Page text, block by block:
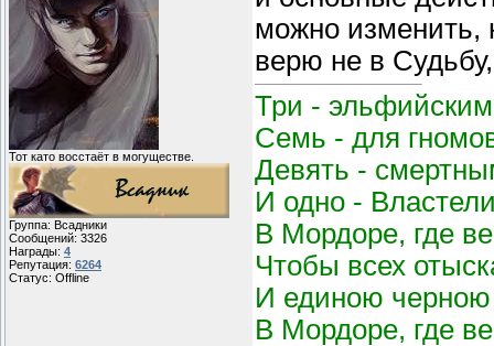
Тот като восстаёт в могуществе.
Группа: Всадники
Сообщений: 3326
Награды: 4
Репутация: 6264
Статус: Offline
можно изменить,
верю не в
Три -
Семь - для
Девять -
И одно -
В Мордоре, где
Чтобы всех
И единою черною
В Мордоре, где